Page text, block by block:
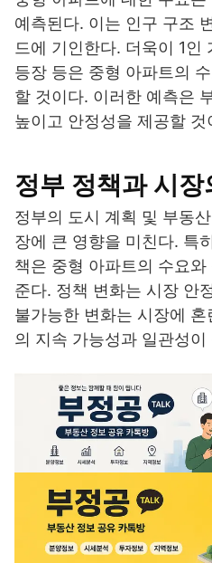
예측된다. 이는 인구 구조
드에 기인한다. 더욱이 1인
등장 등은 중형 아파트의
할 것이다. 이러한 예측은
높이고 안정성을 제공할 것
정부 정책과 시장
정부의 도시 계획 및 부동
장에 큰 영향을 미친다. 특
책은 중형 아파트의 수요
준다. 정책 변화는 시장 안
불가능한 변화는 시장에
의 지속 가능성과 일관성이